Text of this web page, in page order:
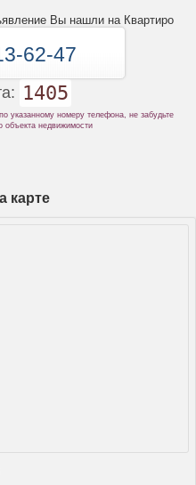
Вы нашли на Квартиро
62-47
1405
указанному номеру телефона, не забудьте
объекта недвижимости
карте